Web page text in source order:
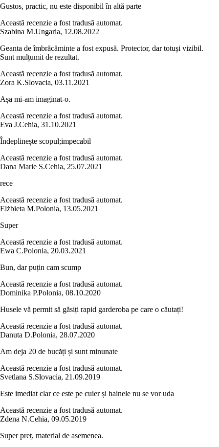
Gustos, practic, nu este disponibil în altă parte
Această recenzie a fost tradusă automat.
Szabina M.Ungaria, 12.08.2022
Geanta de îmbrăcăminte a fost expusă. Protector, dar totuși vizibil.
Sunt mulțumit de rezultat.
Această recenzie a fost tradusă automat.
Zora K.Slovacia, 03.11.2021
Așa mi-am imaginat-o.
Această recenzie a fost tradusă automat.
Eva J.Cehia, 31.10.2021
Îndeplinește scopul;impecabil
Această recenzie a fost tradusă automat.
Dana Marie S.Cehia, 25.07.2021
rece
Această recenzie a fost tradusă automat.
Elżbieta M.Polonia, 13.05.2021
Super
Această recenzie a fost tradusă automat.
Ewa C.Polonia, 20.03.2021
Bun, dar puțin cam scump
Această recenzie a fost tradusă automat.
Dominika P.Polonia, 08.10.2020
Husele vă permit să găsiți rapid garderoba pe care o căutați!
Această recenzie a fost tradusă automat.
Danuta D.Polonia, 28.07.2020
Am deja 20 de bucăți și sunt minunate
Această recenzie a fost tradusă automat.
Svetlana S.Slovacia, 21.09.2019
Este imediat clar ce este pe cuier și hainele nu se vor uda
Această recenzie a fost tradusă automat.
Zdena N.Cehia, 09.05.2019
Super preț, material de asemenea.